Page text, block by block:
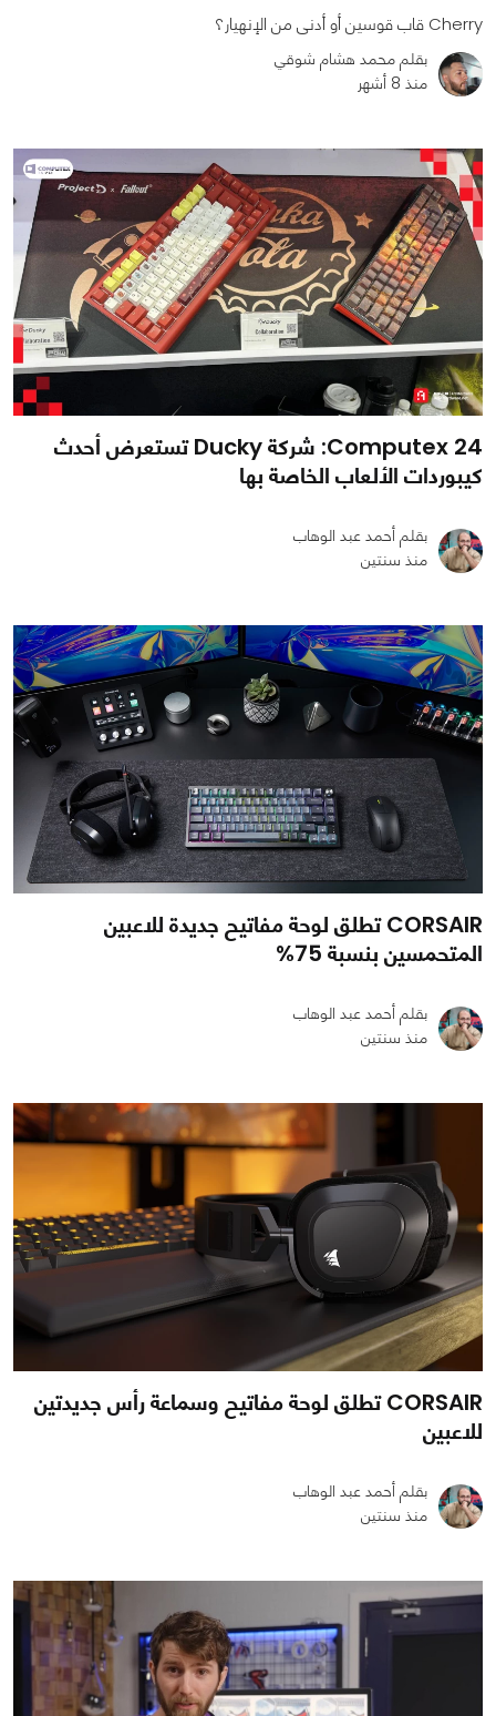
Cherry قاب قوسين أو أدنى من الإنهيار؟
بقلم محمد هشام شوقي
منذ 8 أشهر
1662
0
0
Computex 24: شركة Ducky تستعرض أحدث
كيبوردات الألعاب الخاصة بها
بقلم أحمد عبد الوهاب
منذ سنتين
0
CORSAIR تطلق لوحة مفاتيح جديدة للاعبين
المتحمسين بنسبة 75%
بقلم أحمد عبد الوهاب
منذ سنتين
1393
0
CORSAIR تطلق لوحة مفاتيح وسماعة رأس جديدتين
للاعبين
بقلم أحمد عبد الوهاب
منذ سنتين